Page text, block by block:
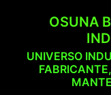
OSUNA
UNIVERSO